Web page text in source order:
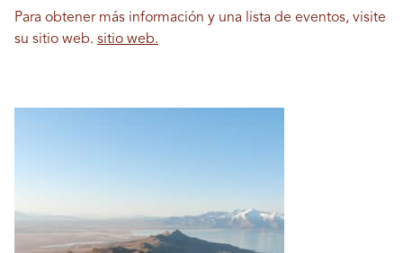
Para obtener más información y una lista de eventos, visite
su sitio web. sitio web.